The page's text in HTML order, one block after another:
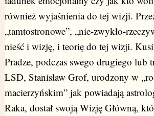
również wyjaśnienia do tej wizji.
„tamtostronowe”, „nie-zwykło-
nieść i wizję, i teorię do tej wizji.
Pradze, podczas swego drugiego lub
LSD, Stanisław Grof, urodzony w
macierzyńskim” jak powiadają
Raka, dostał swoją Wizję Główną,